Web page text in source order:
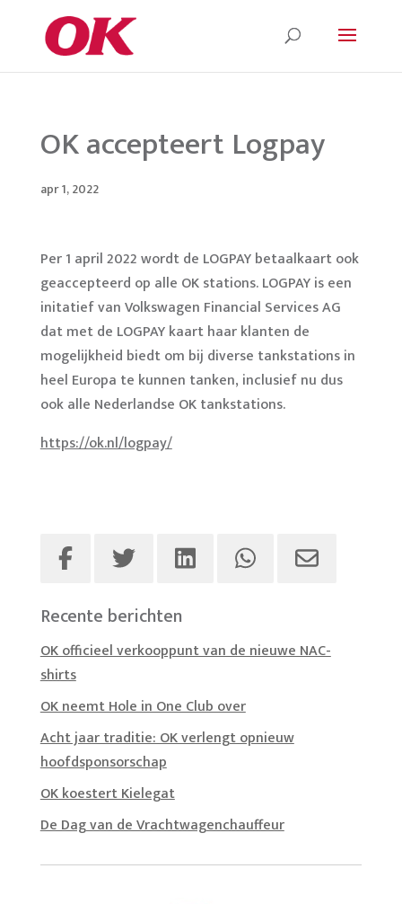
OK accepteert Logpay
apr 1, 2022
Per 1 april 2022 wordt de LOGPAY betaalkaart ook
geaccepteerd op alle OK stations. LOGPAY is een
initatief van Volkswagen Financial Services AG
dat met de LOGPAY kaart haar klanten de
mogelijkheid biedt om bij diverse tankstations in
heel Europa te kunnen tanken, inclusief nu dus
ook alle Nederlandse OK tankstations.
https://ok.nl/logpay/
Recente berichten
OK officieel verkooppunt van de nieuwe NAC-
shirts
OK neemt Hole in One Club over
Acht jaar traditie: OK verlengt opnieuw
hoofdsponsorschap
OK koestert Kielegat
De Dag van de Vrachtwagenchauffeur